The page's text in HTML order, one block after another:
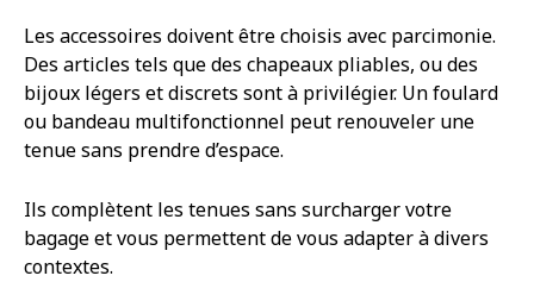
Les accessoires doivent être choisis avec parcimonie.
Des articles tels que des chapeaux pliables, ou des
bijoux légers et discrets sont à privilégier. Un foulard
ou bandeau multifonctionnel peut renouveler une
tenue sans prendre d’espace.
Ils complètent les tenues sans surcharger votre
bagage et vous permettent de vous adapter à divers
contextes.